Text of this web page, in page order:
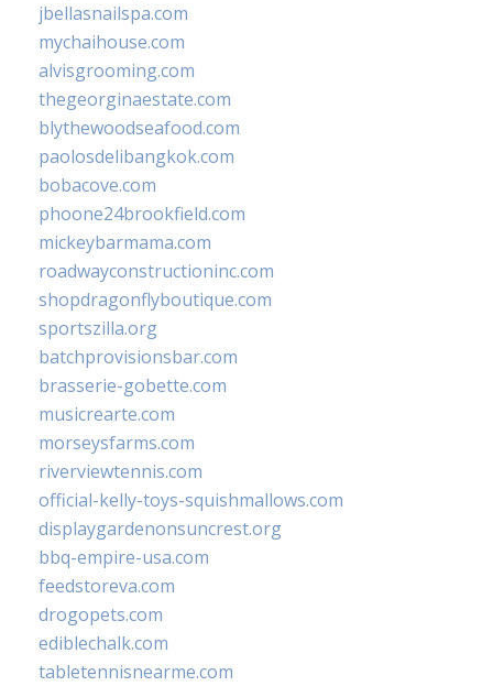
jbellasnailspa.com
mychaihouse.com
alvisgrooming.com
thegeorginaestate.com
blythewoodseafood.com
paolosdelibangkok.com
bobacove.com
phoone24brookfield.com
mickeybarmama.com
roadwayconstructioninc.com
shopdragonflyboutique.com
sportszilla.org
batchprovisionsbar.com
brasserie-gobette.com
musicrearte.com
morseysfarms.com
riverviewtennis.com
official-kelly-toys-squishmallows.com
displaygardenonsuncrest.org
bbq-empire-usa.com
feedstoreva.com
drogopets.com
ediblechalk.com
tabletennisnearme.com